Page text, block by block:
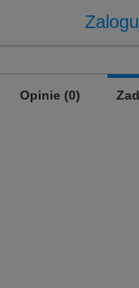
Opinie (0)